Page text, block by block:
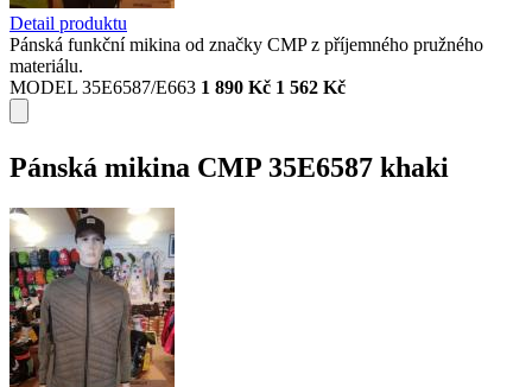
Detail produktu
Pánská funkční mikina od značky CMP z příjemného pružného
materiálu.
MODEL 35E6587/E663 1 890 Kč 1 562 Kč
Pánská mikina CMP 35E6587 khaki